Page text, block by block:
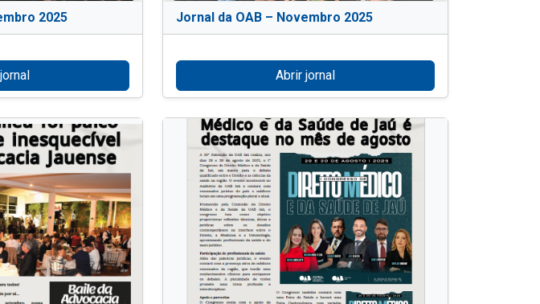
2025 Jornal da OAB – Novembro 2025
Abrir jornal